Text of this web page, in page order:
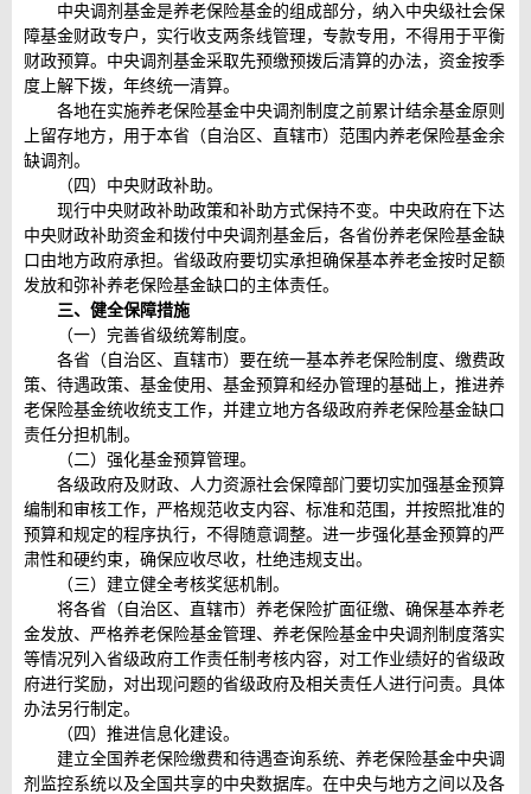
中央调剂基金是养老保险基金的组成部分，纳入中央级社会保
障基金财政专户，实行收支两条线管理，专款专用，不得用于平衡
财政预算。中央调剂基金采取先预缴预拨后清算的办法，资金按季
度上解下拨，年终统一清算。
各地在实施养老保险基金中央调剂制度之前累计结余基金原则
上留存地方，用于本省（自治区、直辖市）范围内养老保险基金余
缺调剂。
（四）中央财政补助。
现行中央财政补助政策和补助方式保持不变。中央政府在下达
中央财政补助资金和拨付中央调剂基金后，各省份养老保险基金缺
口由地方政府承担。省级政府要切实承担确保基本养老金按时足额
发放和弥补养老保险基金缺口的主体责任。
三、健全保障措施
（一）完善省级统筹制度。
各省（自治区、直辖市）要在统一基本养老保险制度、缴费政
策、待遇政策、基金使用、基金预算和经办管理的基础上，推进养
老保险基金统收统支工作，并建立地方各级政府养老保险基金缺口
责任分担机制。
（二）强化基金预算管理。
各级政府及财政、人力资源社会保障部门要切实加强基金预算
编制和审核工作，严格规范收支内容、标准和范围，并按照批准的
预算和规定的程序执行，不得随意调整。进一步强化基金预算的严
肃性和硬约束，确保应收尽收，杜绝违规支出。
（三）建立健全考核奖惩机制。
将各省（自治区、直辖市）养老保险扩面征缴、确保基本养老
金发放、严格养老保险基金管理、养老保险基金中央调剂制度落实
等情况列入省级政府工作责任制考核内容，对工作业绩好的省级政
府进行奖励，对出现问题的省级政府及相关责任人进行问责。具体
办法另行制定。
（四）推进信息化建设。
建立全国养老保险缴费和待遇查询系统、养老保险基金中央调
剂监控系统以及全国共享的中央数据库。在中央与地方之间以及各